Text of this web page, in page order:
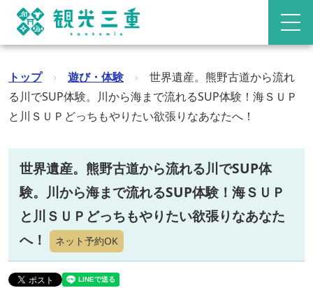
トップ › 遊び・体験 ›
世界遺産。熊野古道から流れ
る川でSUP体験。川から海まで流れるSUP体験！海ＳＵＰ
と川ＳＵＰどっちもやりたい欲張りなあなたへ！
世界遺産。熊野古道から流れる川でSUP体
験。川から海まで流れるSUP体験！海ＳＵＰ
と川ＳＵＰどっちもやりたい欲張りなあなた
へ！
ネット予約OK